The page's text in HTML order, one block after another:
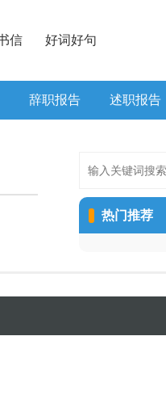
信 好词好句
辞职报告 述职报告
热门推荐